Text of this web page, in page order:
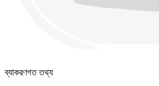
ব্যাকরণগত তথ্য